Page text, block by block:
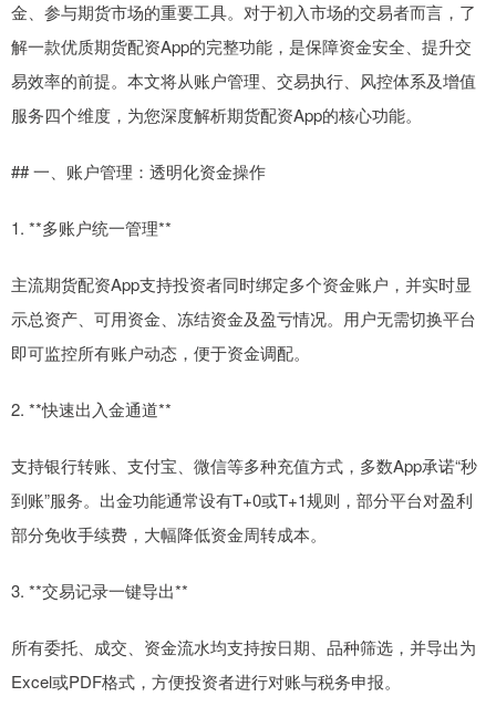
金、参与期货市场的重要工具。对于初入市场的交易者而言，了
解一款优质期货配资App的完整功能，是保障资金安全、提升交
易效率的前提。本文将从账户管理、交易执行、风控体系及增值
服务四个维度，为您深度解析期货配资App的核心功能。
## 一、账户管理：透明化资金操作
1. **多账户统一管理**
主流期货配资App支持投资者同时绑定多个资金账户，并实时显
示总资产、可用资金、冻结资金及盈亏情况。用户无需切换平台
即可监控所有账户动态，便于资金调配。
2. **快速出入金通道**
支持银行转账、支付宝、微信等多种充值方式，多数App承诺“秒
到账”服务。出金功能通常设有T+0或T+1规则，部分平台对盈利
部分免收手续费，大幅降低资金周转成本。
3. **交易记录一键导出**
所有委托、成交、资金流水均支持按日期、品种筛选，并导出为
Excel或PDF格式，方便投资者进行对账与税务申报。